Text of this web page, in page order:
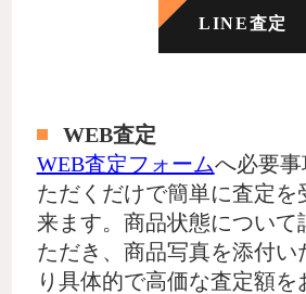
LINE査定
WEB査定
WEB査定フォームへ必要
ただくだけで簡単に査定を
来ます。商品状態について
ただき、商品写真を添付い
り具体的で高価な査定額を